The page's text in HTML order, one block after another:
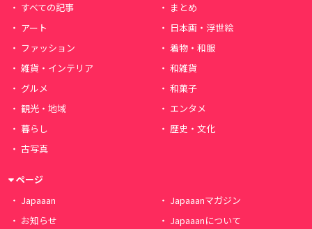
すべての記事
まとめ
アート
日本画・浮世絵
ファッション
着物・和服
雑貨・インテリア
和雑貨
グルメ
和菓子
観光・地域
エンタメ
暮らし
歴史・文化
古写真
ページ
Japaaan
Japaaanマガジン
お知らせ
Japaaanについて